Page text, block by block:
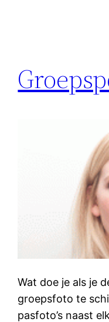
Wat doe je als je
groepsfoto te
pasfoto’s naast